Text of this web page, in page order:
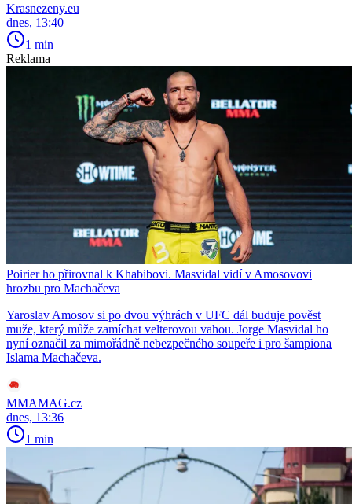
Krasnezeny.eu
dnes, 13:40
1 min
Reklama
Poirier ho přirovnal k Khabibovi. Masvidal vidí v Amosovovi
hrozbu pro Machačeva
Yaroslav Amosov si po dvou výhrách v UFC dál buduje pověst
muže, který může zamíchat velterovou vahou. Jorge Masvidal ho
nyní označil za mimořádně nebezpečného soupeře i pro šampiona
Islama Machačeva.
MMAMAG.cz
dnes, 13:36
1 min